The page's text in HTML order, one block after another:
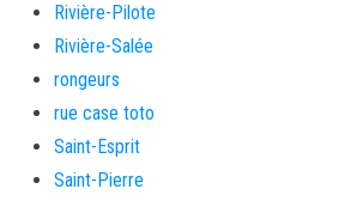
Rivière-Pilote
Rivière-Salée
rongeurs
rue case toto
Saint-Esprit
Saint-Pierre